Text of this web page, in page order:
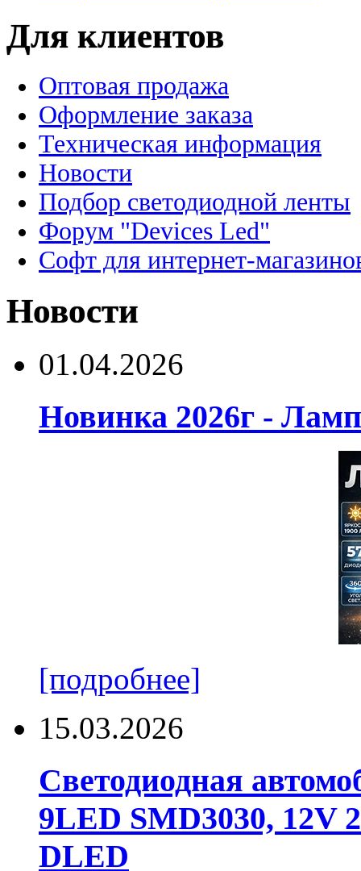
Для клиентов
Оптовая продажа
Оформление заказа
Техническая информация
Новости
Подбор светодиодной ленты
Форум "Devices Led"
Софт для интернет-
Новости
01.04.2026
Новинка 2026г -
[подробнее]
15.03.2026
Светодиодная
9LED SMD3030, 12V
DLED